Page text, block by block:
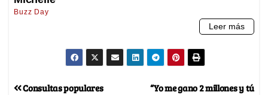
“Yo me gano 2 millones y tú
Consultas populares